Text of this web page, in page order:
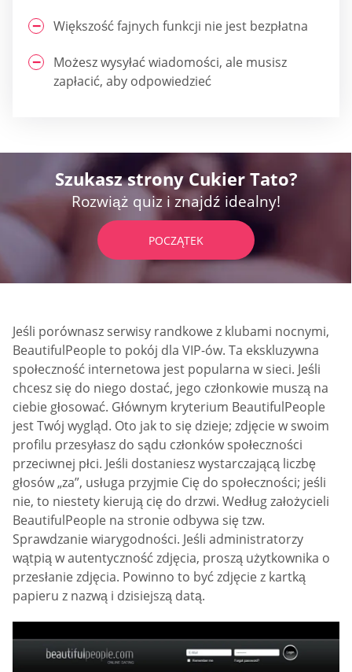
Większość fajnych funkcji nie jest bezpłatna
Możesz wysyłać wiadomości, ale musisz
zapłacić, aby odpowiedzieć
Szukasz strony Cukier Tato?
Rozwiąż quiz i znajdź idealny!
POCZĄTEK
Jeśli porównasz serwisy randkowe z klubami nocnymi,
BeautifulPeople to pokój dla VIP-ów. Ta ekskluzywna
społeczność internetowa jest popularna w sieci. Jeśli
chcesz się do niego dostać, jego członkowie muszą na
ciebie głosować. Głównym kryterium BeautifulPeople
jest Twój wygląd. Oto jak to się dzieje; zdjęcie w swoim
profilu przesyłasz do sądu członków społeczności
przeciwnej płci. Jeśli dostaniesz wystarczającą liczbę
głosów „za”, usługa przyjmie Cię do społeczności; jeśli
nie, to niestety kierują cię do drzwi. Według założycieli
BeautifulPeople na stronie odbywa się tzw.
Sprawdzanie wiarygodności. Jeśli administratorzy
wątpią w autentyczność zdjęcia, proszą użytkownika o
przesłanie zdjęcia. Powinno to być zdjęcie z kartką
papieru z nazwą i dzisiejszą datą.